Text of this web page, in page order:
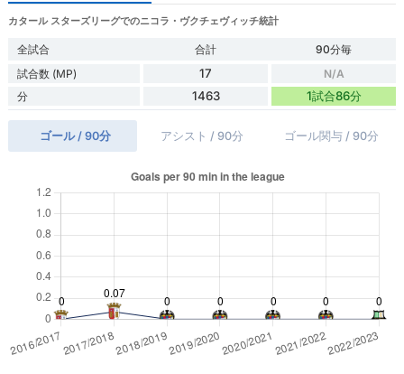
カタール スターズリーグでのニコラ・ヴクチェヴィッチ統計
全試合 合計
90分毎
試合数 (MP)
17
N/A
分
1463 1試合86分
ゴール / 90分 アシスト / 90分 ゴール関与 / 90分